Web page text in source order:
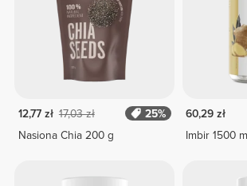
12,77 zł 17,03 zł
25%
Nasiona Chia 200 g
60,29 zł
Imbir 1500